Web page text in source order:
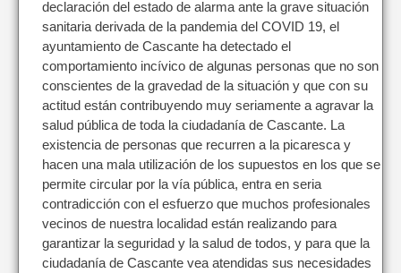
declaración del estado de alarma ante la grave situación
sanitaria derivada de la pandemia del COVID 19, el
ayuntamiento de Cascante ha detectado el
comportamiento incívico de algunas personas que no son
conscientes de la gravedad de la situación y que con su
actitud están contribuyendo muy seriamente a agravar la
salud pública de toda la ciudadanía de Cascante. La
existencia de personas que recurren a la picaresca y
hacen una mala utilización de los supuestos en los que se
permite circular por la vía pública, entra en seria
contradicción con el esfuerzo que muchos profesionales
vecinos de nuestra localidad están realizando para
garantizar la seguridad y la salud de todos, y para que la
ciudadanía de Cascante vea atendidas sus necesidades